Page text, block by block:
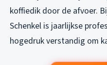
koffiedik door de afvoer.
Schenkel is jaarlijkse
hogedruk verstandig om